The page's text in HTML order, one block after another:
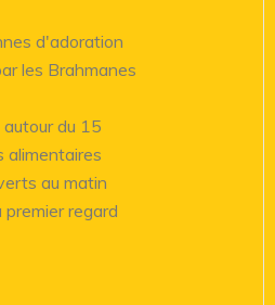
d'adoration
les Brahmanes
du 15
alimentaires
au matin
regard